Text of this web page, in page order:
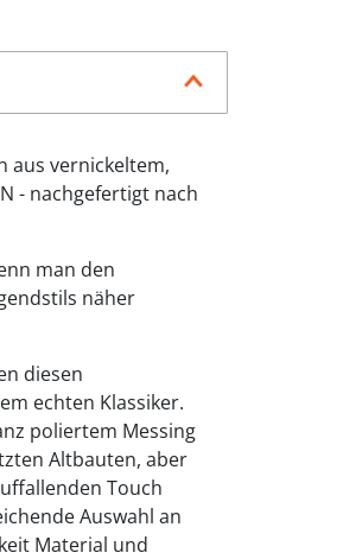
aus vernickeltem,
- nachgefertigt nach
man den
näher
diesen
echten Klassiker.
poliertem Messing
Altbauten, aber
Touch
Auswahl an
Material und